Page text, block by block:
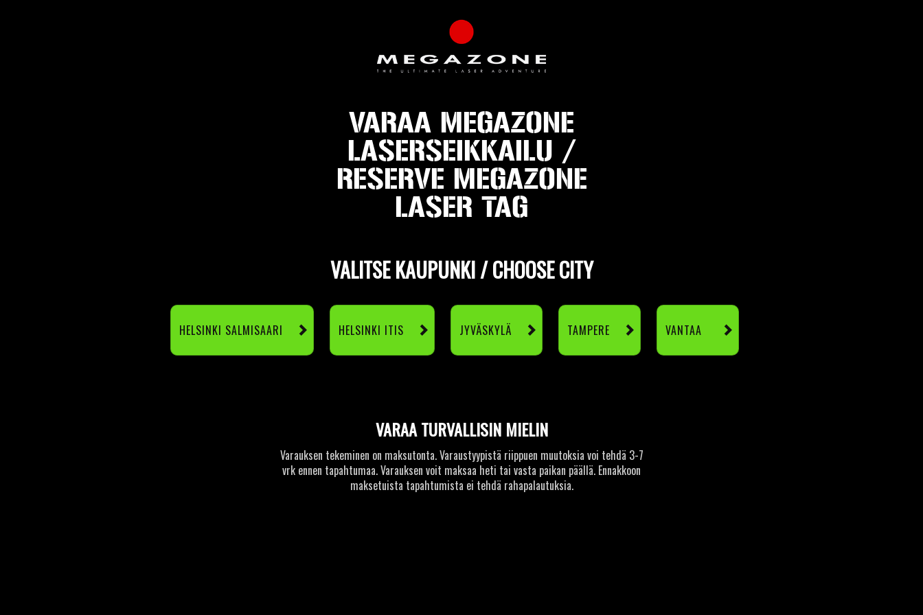
VARAA MEGAZONE
LASERSEIKKAILU /
RESERVE MEGAZONE
LASER TAG
VALITSE KAUPUNKI / CHOOSE CITY
HELSINKI SALMISAARI HELSINKI ITIS JYVÄSKYLÄ TAMPERE VANTAA
VARAA TURVALLISIN MIELIN
Varauksen tekeminen on maksutonta. Varaustyypistä riippuen muutoksia voi tehdä 3-7
vrk ennen tapahtumaa. Varauksen voit maksaa heti tai vasta paikan päällä. Ennakkoon
maksetuista tapahtumista ei tehdä rahapalautuksia.